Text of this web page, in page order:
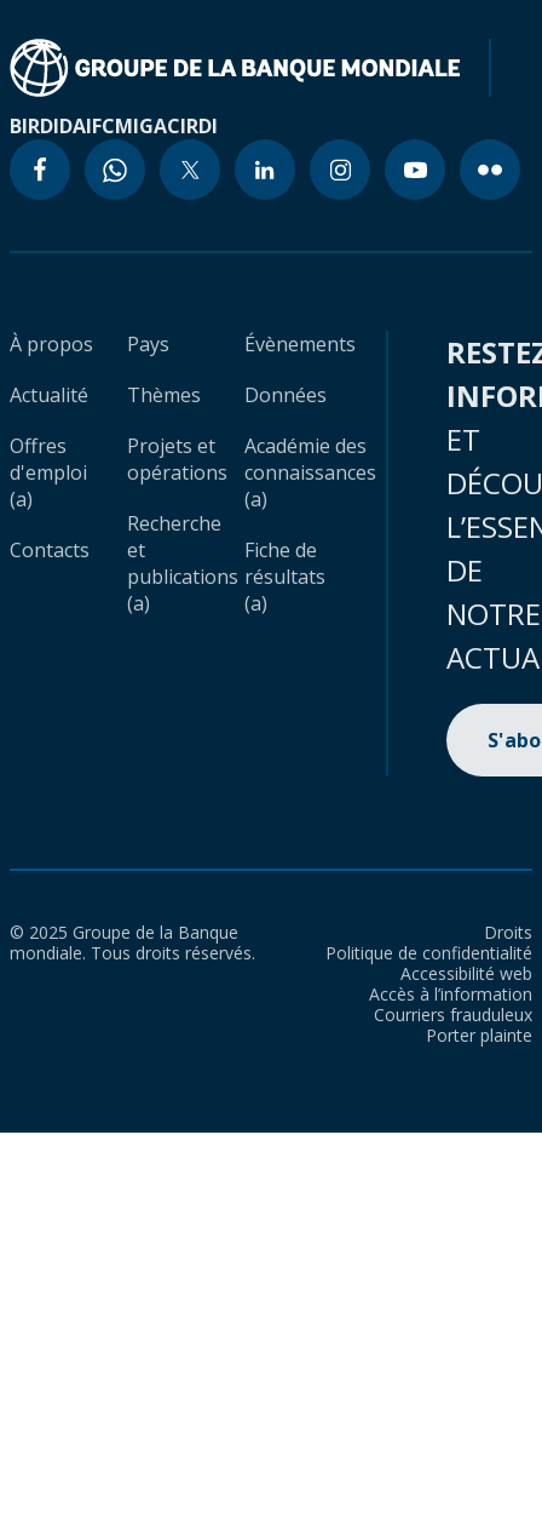
BIRDIDAIFCMIGACIRDI
À propos
Actualité
Offres
d'emploi
(a)
Contacts
Pays
Thèmes
Projets et
opérations
Recherche
et
publications
(a)
Évènements
Données
Académie des
connaissances
(a)
Fiche de
résultats
(a)
ET
DE
NOTRE
© 2025 Groupe de la Banque
mondiale. Tous droits réservés.
Droits
Politique de confidentialité
Accessibilité web
Accès à l’information
Courriers frauduleux
Porter plainte